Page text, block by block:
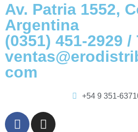
Av. Patria 1552,
Argentina
(0351) 451-2929 /
com
+54 9 351-